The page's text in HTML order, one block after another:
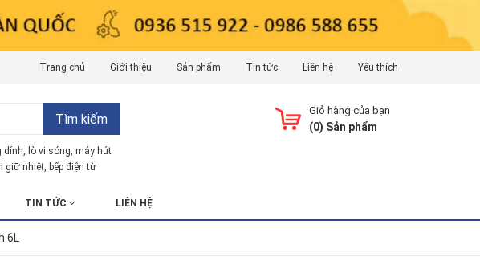
Trang chủ Giới thiệu Sản phẩm Tin tức Liên hệ Yêu thích
Tìm kiếm
dính, lò vi sóng, máy hút
giữ nhiệt, bếp điện từ
Giỏ hàng của bạn
(0) Sản phẩm
TIN TỨC LIÊN HỆ
6L